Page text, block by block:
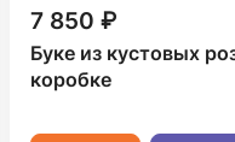
7 850 ₽
Буке из кустовых
коробке